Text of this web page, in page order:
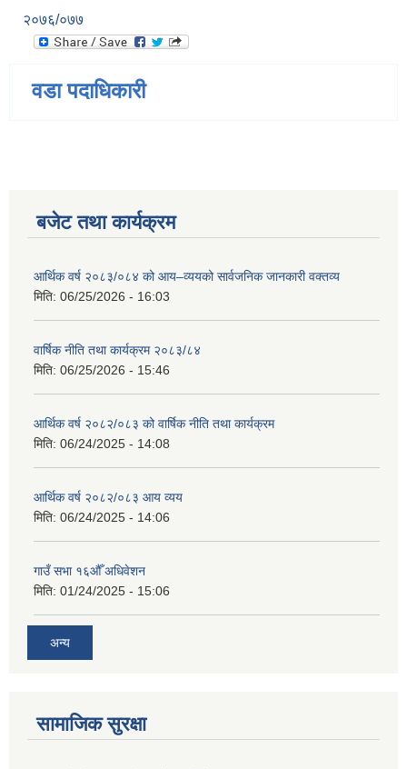
२०७६/०७७
वडा पदाधिकारी
बजेट तथा कार्यक्रम
आर्थिक वर्ष २०८३/०८४ को आय–व्ययको सार्वजनिक जानकारी वक्तव्य
मिति: 06/25/2026 - 16:03
वार्षिक नीति तथा कार्यक्रम २०८३/८४
मिति: 06/25/2026 - 15:46
आर्थिक वर्ष २०८२/०८३ को वार्षिक नीति तथा कार्यक्रम
मिति: 06/24/2025 - 14:08
आर्थिक वर्ष २०८२/०८३ आय व्यय
मिति: 06/24/2025 - 14:06
गाउँ सभा १६औँ अधिवेशन
मिति: 01/24/2025 - 15:06
अन्य
सामाजिक सुरक्षा